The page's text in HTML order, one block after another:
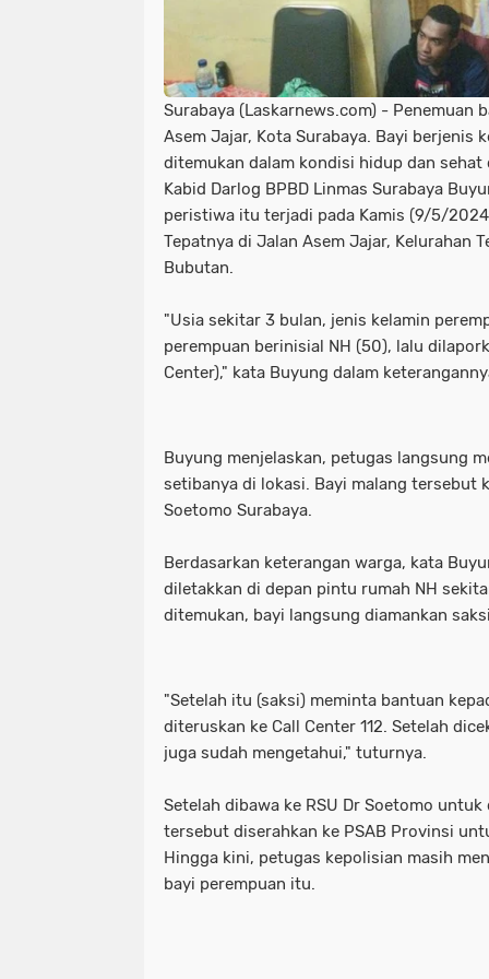
Dua Pemuda Tewas Adu Banteng di
Gratis Parkir Asal Bayar Pajak
Infrastruktur Jalan Dusun Kateng
iyyah Baitur Rohman Gelar Maulidur
Jagal dan Pedagang RPH Pegirian
Kakorlantas Ingatkan Pemudik
Kerugian Akibat Kericuhan yang
KPK Periksa Eks Ketua DPRD Jatim
Mayoritas ETLE Meluap hingga ke
Motret Warga di Ruang Publik Harus
Pelaku Pembacokan Berhasil
Perkuat Ketahanan Pangan Menuju
Polres Pelabuhan Tanjung Perak
Polri Tetapkan Tiga Tersangka Kasus
Polsek Pabean Cantikan Ungkap
Program Walikota Surabaya Eri
destinasi wisata di bangkalan
dua pemuda tewas adu banteng di
getaran terasa di blitar gratis
imbas aksi demo di ketapang
ingatkan harus humanis iyyah
jagal dan pedagang rph pegirian
kcb jatim tantang adu data!
kerugian akibat kericuhan yang
lsm plpi gelar istighosah qubro di
mayoritas etle
motor sempat diduga melaju
ojol gelar demo digedung dpr
polres pelabuhan tanjung perak
polres pelabuhan tanjung perak
polri tetapkan tiga tersangka kasus
polsek kenjeran ungkap kasus
polsek pabean cantikan ungkap
Surabaya (Laskarnews.com) - Penemuan
Asem Jajar, Kota Surabaya. Bayi berjenis
ditemukan dalam kondisi hidup dan sehat
Kabid Darlog BPBD Linmas Surabaya
peristiwa itu terjadi pada Kamis (9/5/
Tepatnya di Jalan Asem Jajar, Kelurahan
Bubutan.
"Usia sekitar 3 bulan, jenis kelamin
perempuan berinisial NH (50), lalu
Center)," kata Buyung dalam
Buyung menjelaskan, petugas langsung
setibanya di lokasi. Bayi malang tersebut
Soetomo Surabaya.
Berdasarkan keterangan warga, kata
diletakkan di depan pintu rumah NH
ditemukan, bayi langsung diamankan saksi.
"Setelah itu (saksi) meminta bantuan
diteruskan ke Call Center 112. Setelah
juga sudah mengetahui," tuturnya.
Setelah dibawa ke RSU Dr Soetomo
tersebut diserahkan ke PSAB Provinsi
Hingga kini, petugas kepolisian masih
bayi perempuan itu.